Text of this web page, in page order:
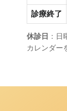
診療終了
休診日 ：
カレンダー